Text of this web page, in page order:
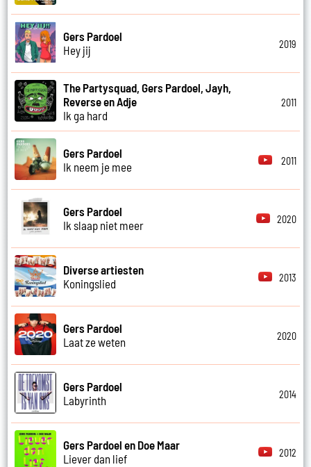
Gers Pardoel
Hey jij
2019
The Partysquad, Gers Pardoel, Jayh,
Reverse en Adje
Ik ga hard
2011
Gers Pardoel
Ik neem je mee
2011
Gers Pardoel
Ik slaap niet meer
2020
Diverse artiesten
Koningslied
2013
Gers Pardoel
Laat ze weten
2020
Gers Pardoel
Labyrinth
2014
Gers Pardoel en Doe Maar
Liever dan lief
2012